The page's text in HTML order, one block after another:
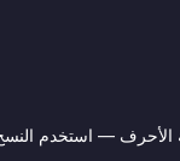
حساس لحالة الأحرف — استخدم